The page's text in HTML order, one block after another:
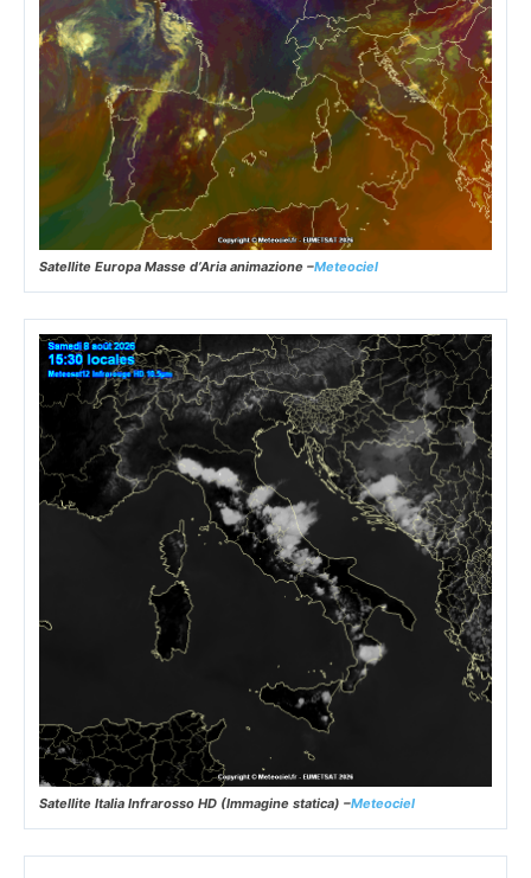
Satellite Europa Masse d’Aria animazione –Meteociel
Satellite Italia Infrarosso HD (Immagine statica) –Meteociel